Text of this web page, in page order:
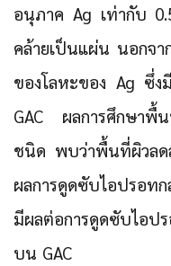
อนุภาค Ag เท่ากับ
คล้ายเป็นแผ่น นอกจ
ของโลหะของ Ag ซึ่ง
GAC ผลการศึกษาพื้
ชนิด พบว่าพื้นที่ผิวลด
ผลการดูดซับไอปรอ
มีผลต่อการดูดซับไอป
บน GAC